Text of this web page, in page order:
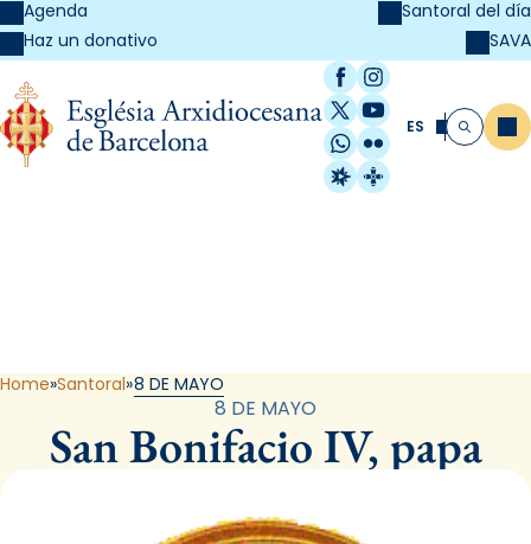
Agenda
Haz un donativo
Santoral del día
SAVA
Facebook
Instagram
X / Twitter
YouTube
WhatsApp
Flickr
Radio Estel
Catalunya
ES Buscar
Home Santoral 8 DE MAYO
8 DE MAYO
San Bonifacio IV, papa